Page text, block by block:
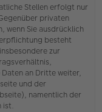
Stellen erfolgt nur
privaten
wenn Sie ausdrücklich
besteht
zur
an Dritte weiter,
und der
namentlich der
ist.